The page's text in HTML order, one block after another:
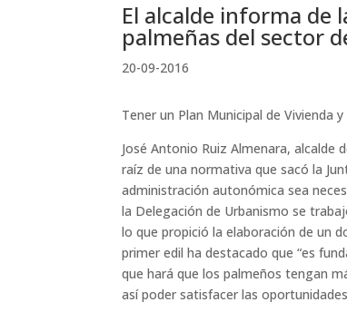
El alcalde informa de
palmeñas del sector
20-09-2016
Tener un Plan Municipal de Vivienda
José Antonio Ruiz Almenara, alcalde
raíz de una normativa que sacó la
administración autonómica sea
la Delegación de Urbanismo se
lo que propició la elaboración de un
primer edil ha destacado que “es
que hará que los palmeños tengan
así poder satisfacer las